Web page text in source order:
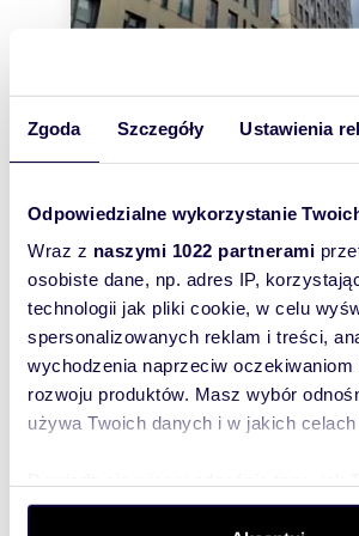
Zgoda Szczegóły Ustawienia
Odpowiedzialne wykorzystanie
Wraz z naszymi 1022 partnerami
osobiste dane, np. adres IP,
technologii jak pliki cookie, w celu
spersonalizowanych reklam i treści,
wychodzenia naprzeciw
rozwoju produktów. Masz wybór
używa Twoich danych i w jakich
dane są przetwarzane oraz ustaw
Do sprzedania nowoczesne 53 m² w
prestiżowym budynku Trio
1 295 000 zł
mieszkanie Warszawa,
Muranów, Stawki
Na sprzedaż nowoczesne,
standardzie mieszkanie o powierzchni
prestiżowym budynku Trio przy ul.